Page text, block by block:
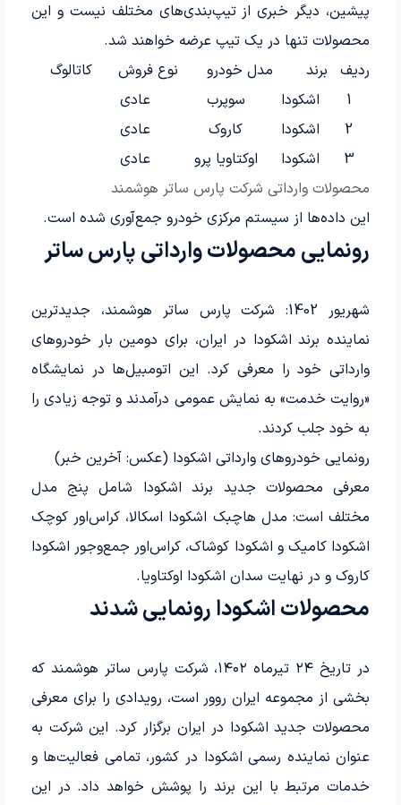
پیشین، دیگر خبری از تیپ‌بندی‌های مختلف نیست و این
محصولات تنها در یک تیپ عرضه خواهند شد.
محصولات وارداتی شرکت پارس ساتر هوشمند
ردیف برند مدل خودرو نوع فروش
کاتالوگ
1
اشکودا سوپرب
عادی
2
اشکودا کاروک
عادی
3
اشکودا اوکتاویا پرو عادی
این داده‌ها از سیستم مرکزی خودرو جمع‌آوری شده است.
رونمایی محصولات وارداتی پارس ساتر
شهریور 1402: شرکت پارس ساتر هوشمند، جدیدترین
نماینده برند اشکودا در ایران، برای دومین بار خودروهای
وارداتی خود را معرفی کرد. این اتومبیل‌ها در نمایشگاه
«روایت خدمت» به نمایش عمومی درآمدند و توجه زیادی را
به خود جلب کردند.
رونمایی خودروهای وارداتی اشکودا (عکس: آخرین خبر)
معرفی محصولات جدید برند اشکودا شامل پنج مدل
مختلف است: مدل هاچبک اشکودا اسکالا، کراس‌اور کوچک
اشکودا کامیک و اشکودا کوشاک، کراس‌اور جمع‌وجور اشکودا
کاروک و در نهایت سدان اشکودا اوکتاویا.
محصولات اشکودا رونمایی شدند
در تاریخ ۲۴ تیرماه ۱۴۰۲، شرکت پارس ساتر هوشمند که
بخشی از مجموعه ایران روور است، رویدادی را برای معرفی
محصولات جدید اشکودا در ایران برگزار کرد. این شرکت به
عنوان نماینده رسمی اشکودا در کشور، تمامی فعالیت‌ها و
خدمات مرتبط با این برند را پوشش خواهد داد. در این